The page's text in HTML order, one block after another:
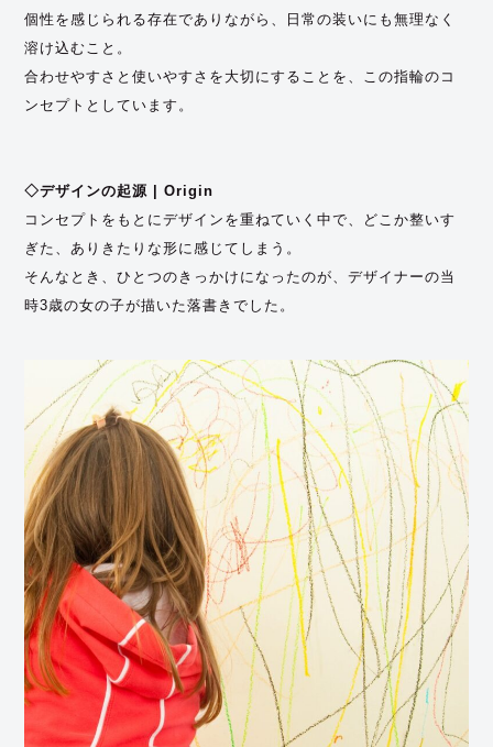
個性を感じられる存在でありながら、日常の装いにも無理なく
溶け込むこと。
合わせやすさと使いやすさを大切にすることを、この指輪のコ
ンセプトとしています。
◇デザインの起源 | Origin
コンセプトをもとにデザインを重ねていく中で、どこか整いす
ぎた、ありきたりな形に感じてしまう。
そんなとき、ひとつのきっかけになったのが、デザイナーの当
時3歳の女の子が描いた落書きでした。